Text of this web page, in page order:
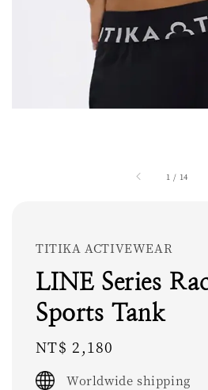
1 / 14
TITIKA ACTIVEWEAR
LINE Series
Sports Tank
Regular
price
NT$ 2,180
Worldwide shipping